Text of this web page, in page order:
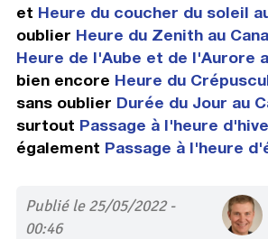
et Heure du coucher du soleil
oublier Heure du Zenith au
Heure de l'Aube et de l'Aurore
bien encore Heure du
sans oublier Durée du Jour au
surtout Passage à l'heure
également Passage à l'heure
Publié le 25/05/2022 -
00:46